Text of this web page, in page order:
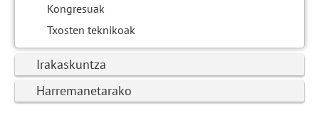
Kongresuak
Txosten teknikoak
Irakaskuntza
Harremanetarako